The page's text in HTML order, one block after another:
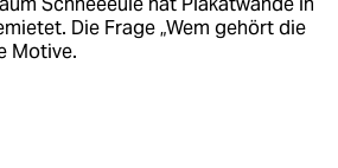
Die Frage „Wem gehört die
Motive.